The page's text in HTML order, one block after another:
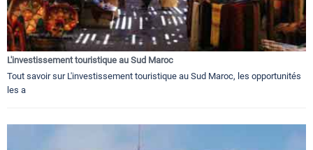
L'investissement touristique au Sud Maroc
Tout savoir sur L'investissement touristique au Sud Maroc, les opportunités
les a